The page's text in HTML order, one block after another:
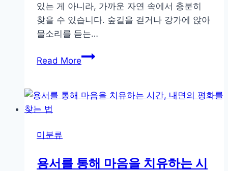
있는 게 아니라, 가까운 자연 속에서 충분히
찾을 수 있습니다. 숲길을 걷거나 강가에 앉아
물소리를 듣는…
Read More일
자
로
미분류
용서를 통해 마음을 치유하는 시